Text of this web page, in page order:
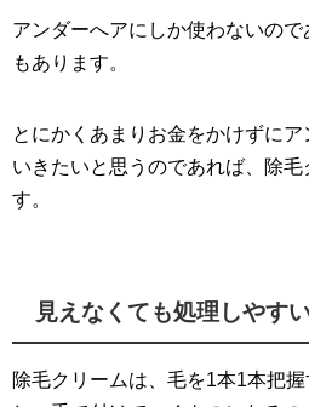
アンダーへアにしか使わないの
もあります。
とにかくあまりお金をかけずに
いきたいと思うのであれば、除
す。
見えなくても処理しやす
除毛クリームは、毛を1本1本把